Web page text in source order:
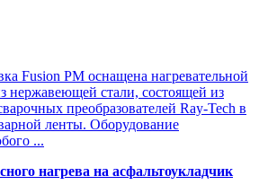
Fusion PM оснащена нагревательной
нержавеющей стали, состоящей из
преобразователей Ray-Tech в
ленты. Оборудование
...
нагрева на асфальтоукладчик